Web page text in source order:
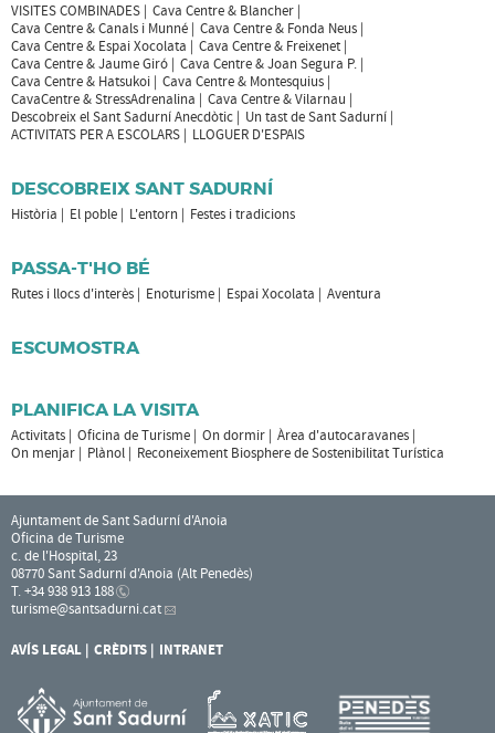
VISITES COMBINADES
Cava Centre & Blancher
Cava Centre & Canals i Munné
Cava Centre & Fonda Neus
Cava Centre & Espai Xocolata
Cava Centre & Freixenet
Cava Centre & Jaume Giró
Cava Centre & Joan Segura P.
Cava Centre & Hatsukoi
Cava Centre & Montesquius
CavaCentre & StressAdrenalina
Cava Centre & Vilarnau
Descobreix el Sant Sadurní Anecdòtic
Un tast de Sant Sadurní
ACTIVITATS PER A ESCOLARS
LLOGUER D'ESPAIS
DESCOBREIX SANT SADURNÍ
Història El poble L'entorn Festes i tradicions
PASSA-T'HO BÉ
Rutes i llocs d'interès Enoturisme Espai Xocolata Aventura
ESCUMOSTRA
PLANIFICA LA VISITA
Activitats Oficina de Turisme On dormir
Àrea d'autocaravanes
On menjar
Plànol Reconeixement Biosphere de Sostenibilitat Turística
Ajuntament de Sant Sadurní d'Anoia
Oficina de Turisme
c. de l'Hospital, 23
08770 Sant Sadurní d'Anoia (Alt Penedès)
T. +34 938 913 188
turisme@santsadurni.cat
AVÍS LEGAL CRÈDITS INTRANET